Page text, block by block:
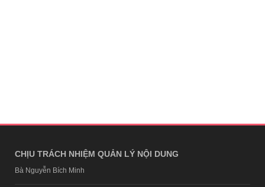
CHỊU TRÁCH NHIỆM QUẢN LÝ NỘI DUNG
Bà Nguyễn Bích Minh